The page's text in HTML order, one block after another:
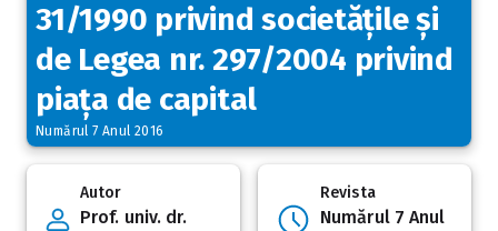
31/1990 privind societățile și
de Legea nr. 297/2004 privind
piața de capital
Numărul 7 Anul 2016
Autor
Prof. univ. dr.
Revista
Numărul 7 Anul